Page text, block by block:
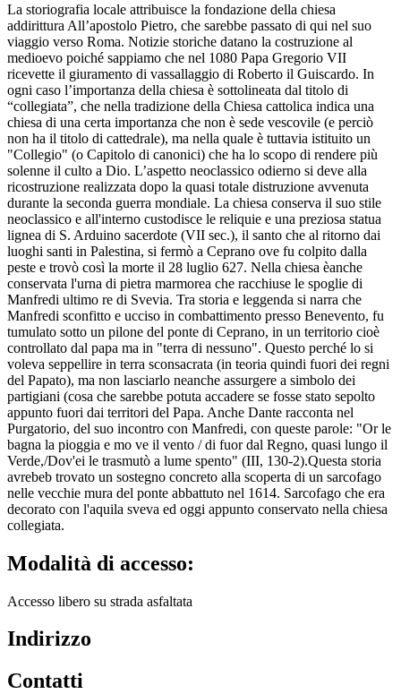
La storiografia locale attribuisce la fondazione della chiesa
addirittura All’apostolo Pietro, che sarebbe passato di qui nel suo
viaggio verso Roma. Notizie storiche datano la costruzione al
medioevo poiché sappiamo che nel 1080 Papa Gregorio VII
ricevette il giuramento di vassallaggio di Roberto il Guiscardo. In
ogni caso l’importanza della chiesa è sottolineata dal titolo di
“collegiata”, che nella tradizione della Chiesa cattolica indica una
chiesa di una certa importanza che non è sede vescovile (e perciò
non ha il titolo di cattedrale), ma nella quale è tuttavia istituito un
"Collegio" (o Capitolo di canonici) che ha lo scopo di rendere più
solenne il culto a Dio. L’aspetto neoclassico odierno si deve alla
ricostruzione realizzata dopo la quasi totale distruzione avvenuta
durante la seconda guerra mondiale. La chiesa conserva il suo stile
neoclassico e all'interno custodisce le reliquie e una preziosa statua
lignea di S. Arduino sacerdote (VII sec.), il santo che al ritorno dai
luoghi santi in Palestina, si fermò a Ceprano ove fu colpito dalla
peste e trovò così la morte il 28 luglio 627. Nella chiesa èanche
conservata l'urna di pietra marmorea che racchiuse le spoglie di
Manfredi ultimo re di Svevia. Tra storia e leggenda si narra che
Manfredi sconfitto e ucciso in combattimento presso Benevento, fu
tumulato sotto un pilone del ponte di Ceprano, in un territorio cioè
controllato dal papa ma in "terra di nessuno". Questo perché lo si
voleva seppellire in terra sconsacrata (in teoria quindi fuori dei regni
del Papato), ma non lasciarlo neanche assurgere a simbolo dei
partigiani (cosa che sarebbe potuta accadere se fosse stato sepolto
appunto fuori dai territori del Papa. Anche Dante racconta nel
Purgatorio, del suo incontro con Manfredi, con queste parole: "Or le
bagna la pioggia e mo ve il vento / di fuor dal Regno, quasi lungo il
Verde,/Dov'ei le trasmutò a lume spento" (III, 130-2).Questa storia
avrebeb trovato un sostegno concreto alla scoperta di un sarcofago
nelle vecchie mura del ponte abbattuto nel 1614. Sarcofago che era
decorato con l'aquila sveva ed oggi appunto conservato nella chiesa
collegiata.
Modalità di accesso:
Accesso libero su strada asfaltata
Indirizzo
Contatti